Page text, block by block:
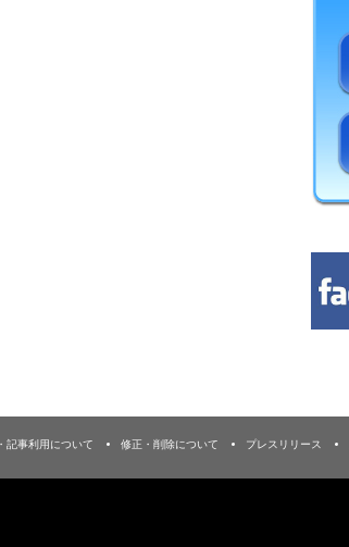
記事利用について 修正・削除について プレスリリース